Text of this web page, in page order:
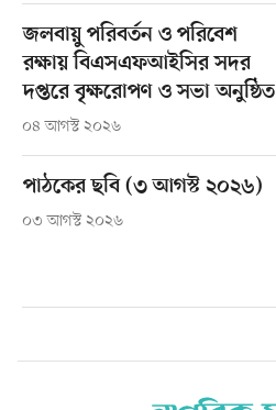
জলবায়ু পরিবর্তন ও পরিবেশ
রক্ষায় বিএসএফআইসির সদর
দপ্তরে বৃক্ষরোপণ ও সভা অনুষ্ঠিত
০৪ আগস্ট ২০২৬
পাঠকের ছবি (৩ আগস্ট ২০২৬)
০৩ আগস্ট ২০২৬